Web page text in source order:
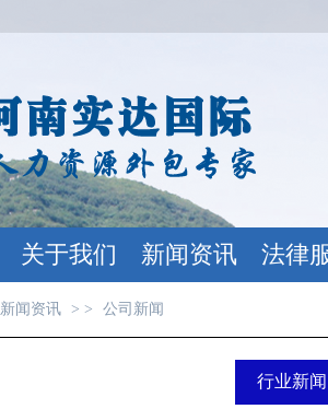
关于我们 新闻资讯 法律
新闻资讯 > > 公司新闻
行业新闻